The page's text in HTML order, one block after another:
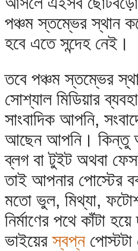
পঞ্চম স্তম্ভের স্থান
হবে এতে সন্দেহ নেই।
তবে পঞ্চম স্তম্ভের
সোশ্যাল মিডিয়ার
সাংবাদিক আপনি,
আছেন আপনি। কিন্তু
ব্লগ বা টুইট অথবা
তাই আপনার পোস্টের
মতো ভুল, মিথ্যা,
নির্মাণের পথে কাঁটা
ভাইয়েরস্বপ্ন